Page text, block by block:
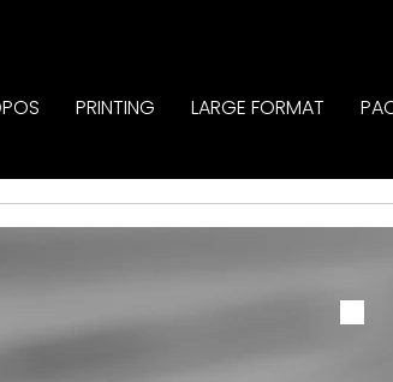
PRINTING LARGE FORMAT
réserver pour l'instant.